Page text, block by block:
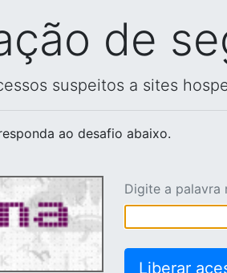
de
suspeitos a sites
ao desafio abaixo.
Digite a palavra